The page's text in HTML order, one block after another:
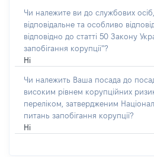
Чи належите ви до службових
відповідальне та особливо
відповідно до статті 50 Закону
запобігання корупції”?
Ні
Чи належить Ваша посада до
високим рівнем корупційних
переліком, затвердженим
питань запобігання корупції?
Ні